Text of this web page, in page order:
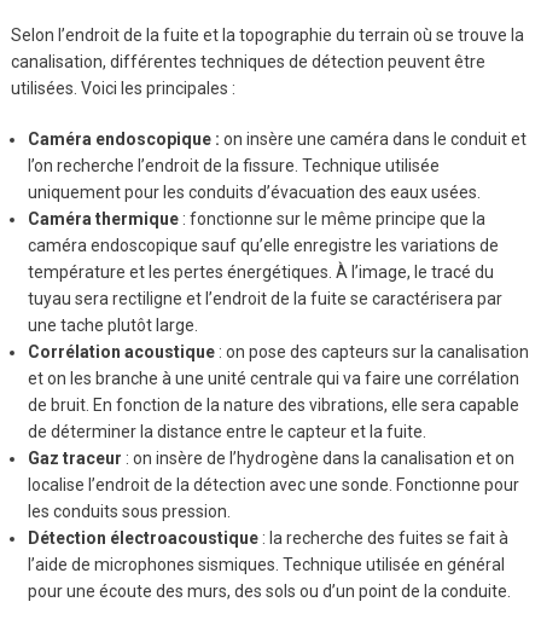
Selon l’endroit de la fuite et la topographie du terrain où se trouve la
canalisation, différentes techniques de détection peuvent être
utilisées. Voici les principales :
Caméra endoscopique : on insère une caméra dans le conduit et
l’on recherche l’endroit de la fissure. Technique utilisée
uniquement pour les conduits d’évacuation des eaux usées.
Caméra thermique: fonctionne sur le même principe que la
caméra endoscopique sauf qu’elle enregistre les variations de
température et les pertes énergétiques. À l’image, le tracé du
tuyau sera rectiligne et l’endroit de la fuite se caractérisera par
une tache plutôt large.
Corrélation acoustique: on pose des capteurs sur la canalisation
et on les branche à une unité centrale qui va faire une corrélation
de bruit. En fonction de la nature des vibrations, elle sera capable
de déterminer la distance entre le capteur et la fuite.
Gaz traceur : on insère de l’hydrogène dans la canalisation et on
localise l’endroit de la détection avec une sonde. Fonctionne pour
les conduits sous pression.
Détection électroacoustique: la recherche des fuites se fait à
l’aide de microphones sismiques. Technique utilisée en général
pour une écoute des murs, des sols ou d’un point de la conduite.